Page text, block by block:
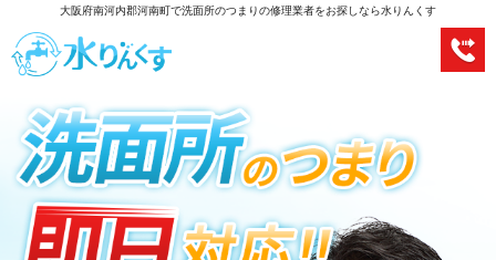
大阪府南河内郡河南町で洗面所のつまりの修理業者をお探しなら水りんくす